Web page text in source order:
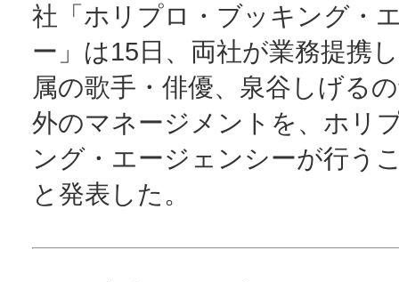
社「ホリプロ・ブッキング・
ー」は15日、両社が業務提携
属の歌手・俳優、泉谷しげる
外のマネージメントを、ホリ
ング・エージェンシーが行う
と発表した。